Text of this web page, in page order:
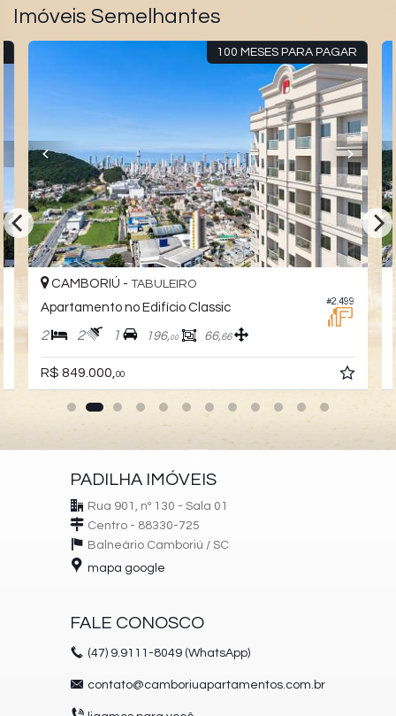
Imóveis Semelhantes
100 MESES PARA PAGAR
#2.499
CAMBORIÚ -TABULEIRO
Apartamento no Edifício Classic
2 2 1 196,00 66,66
R$ 849.000,00
PADILHA IMÓVEIS
Rua 901, nº 130 - Sala 01
Centro - 88330-725
Balneário Camboriú / SC
mapa google
FALE CONOSCO
(47) 9.9111-8049 (WhatsApp)
contato@camboriuapartamentos.com.br